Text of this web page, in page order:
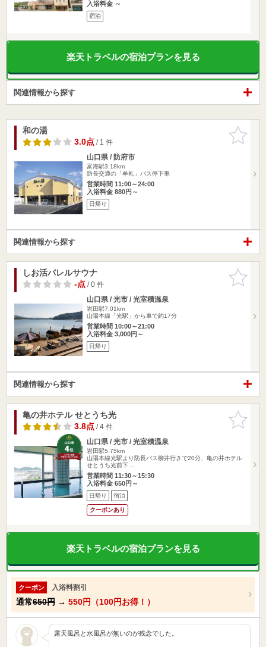
入浴料金 ～
宿泊
楽天トラベルの宿泊プランを見る
関連情報から探す
お気に入
りに追加
和の湯
3.0点/ 1 件
山口県 / 防府市
富海駅3.18km
防長交通の「牟礼」バス停下車
営業時間 11:00～24:00
入浴料金 880円～
日帰り
関連情報から探す
お気に入
りに追加
しお活バレルサウナ
-点/ 0 件
山口県 / 光市 / 光室積温泉
岩田駅7.01km
山陽本線「光駅」から車で約17分
営業時間 10:00～21:00
入浴料金 3,000円～
日帰り
関連情報から探す
お気に入
りに追加
亀の井ホテル せとうち光
3.8点/ 4 件
山口県 / 光市 / 光室積温泉
岩田駅5.75km
山陽本線光駅より防長バス柳井行きで20分、亀の井ホテル
せとうち光前下…
営業時間 11:30～15:30
入浴料金 650円～
日帰り 宿泊
クーポンあり
楽天トラベルの宿泊プランを見る
クーポン 入浴料割引
通常650円 → 550円（100円お得！）
露天風呂と水風呂が無いのが残念でした。